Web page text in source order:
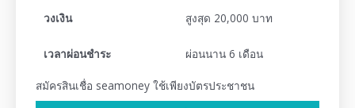
วงเงิน สูงสุด 20,000 บาท
เวลาผ่อนชำระ ผ่อนนาน 6 เดือน
สมัครสินเชื่อ seamoney ใช้เพียงบัตรประชาชน